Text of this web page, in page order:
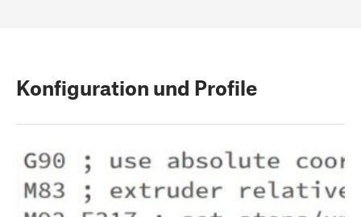
Konfiguration und Profile